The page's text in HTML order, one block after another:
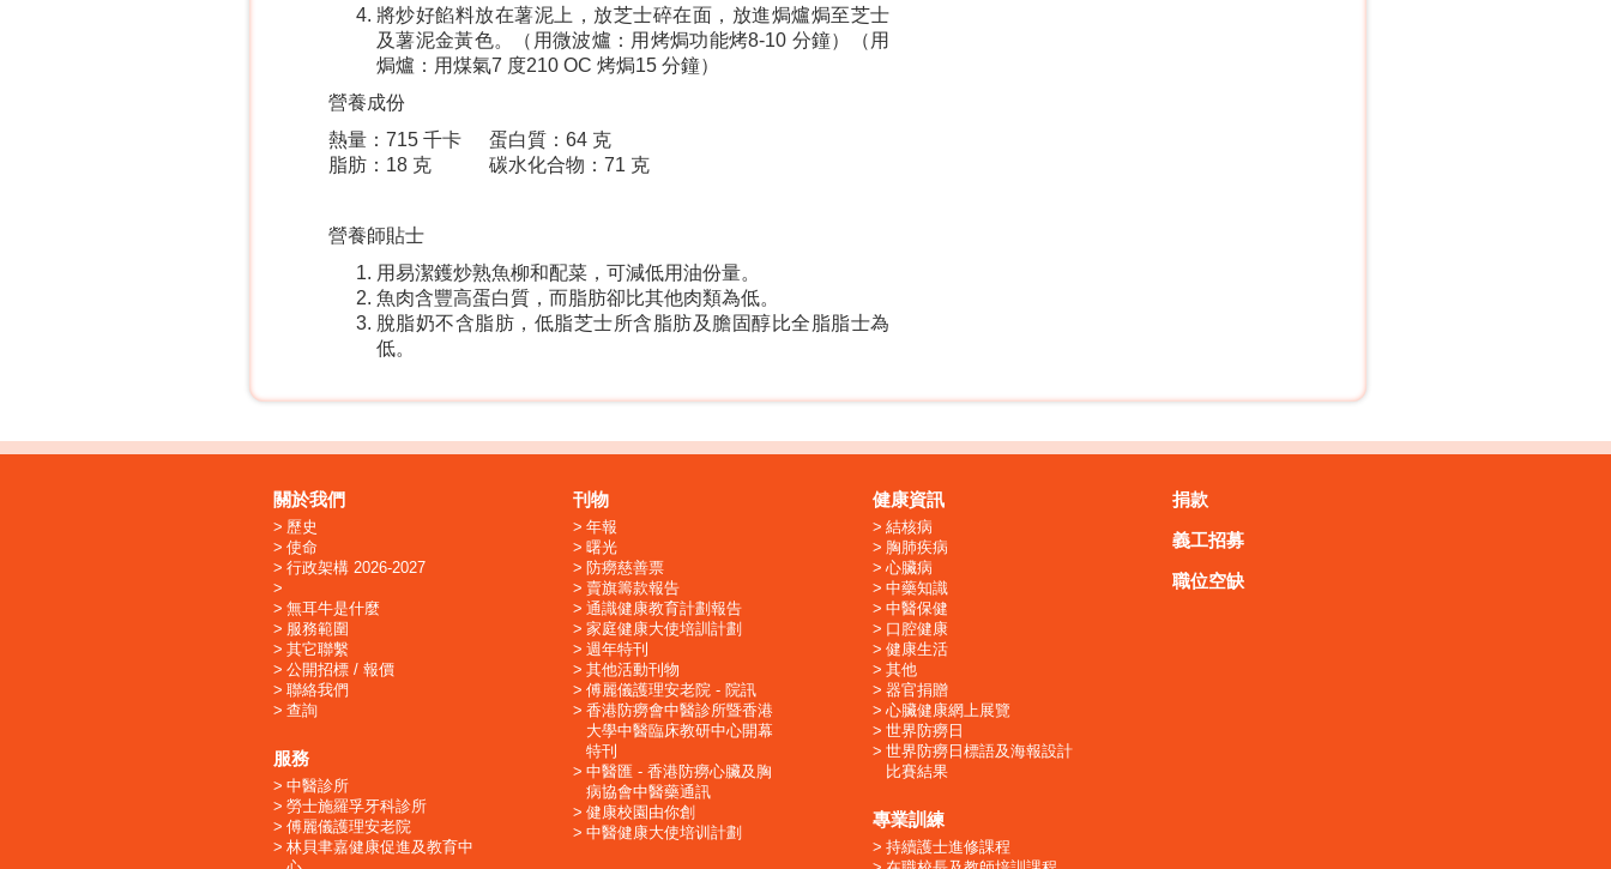
將炒好餡料放在薯泥上，放芝士碎在面，放進焗爐焗至芝士
及薯泥金黃色。（用微波爐：用烤焗功能烤8-10 分鐘）（用
焗爐：用煤氣7 度210 OC 烤焗15 分鐘）
營養成份
熱量：715 千卡
脂肪：18 克
蛋白質：64 克
碳水化合物：71 克
營養師貼士
用易潔鑊炒熟魚柳和配菜，可減低用油份量。
魚肉含豐高蛋白質，而脂肪卻比其他肉類為低。
脫脂奶不含脂肪，低脂芝士所含脂肪及膽固醇比全脂脂士為
低。
關於我們
歷史
使命
行政架構 2026-2027
無耳牛是什麼
服務範圍
其它聯繫
公開招標 / 報價
聯絡我們
查詢
服務
中醫診所
勞士施羅孚牙科診所
傅麗儀護理安老院
林貝聿嘉健康促進及教育中
刊物
年報
曙光
防癆慈善票
賣旗籌款報告
通識健康教育計劃報告
家庭健康大使培訓計劃
週年特刊
其他活動刊物
傅麗儀護理安老院 - 院訊
香港防癆會中醫診所暨香港
大學中醫臨床教研中心開幕
特刊
中醫匯 - 香港防癆心臟及胸
病協會中醫藥通訊
健康校園由你創
中醫健康大使培训計劃
健康資訊
結核病
胸肺疾病
心臟病
中藥知識
中醫保健
口腔健康
健康生活
其他
器官捐贈
心臟健康網上展覽
世界防癆日
世界防癆日標語及海報設計
比賽結果
專業訓練
持續護士進修課程
捐款
義工招募
職位空缺